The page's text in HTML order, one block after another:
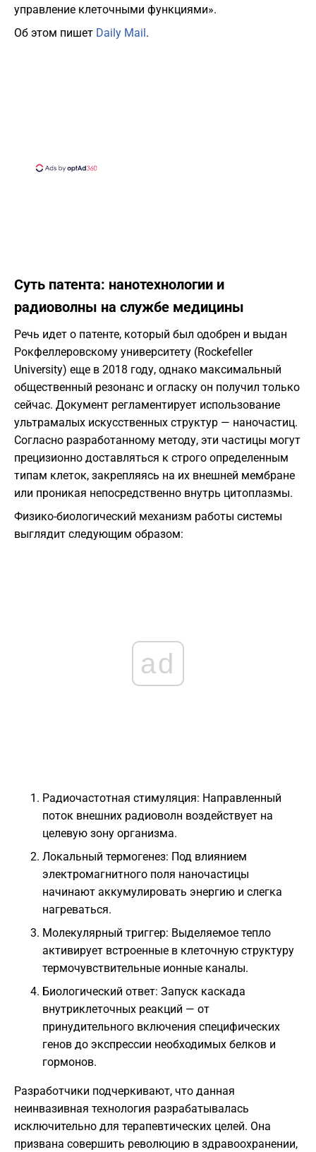
управление клеточными функциями».
Об этом пишет Daily Mail .
Суть патента: нанотехнологии и
радиоволны на службе медицины
Речь идет о патенте, который был одобрен и выдан
Рокфеллеровскому университету (Rockefeller
University) еще в 2018 году, однако максимальный
общественный резонанс и огласку он получил только
сейчас. Документ регламентирует использование
ультрамалых искусственных структур — наночастиц.
Согласно разработанному методу, эти частицы могут
прецизионно доставляться к строго определенным
типам клеток, закрепляясь на их внешней мембране
или проникая непосредственно внутрь цитоплазмы.
Физико-биологический механизм работы системы
выглядит следующим образом:
ad
Радиочастотная стимуляция: Направленный
поток внешних радиоволн воздействует на
целевую зону организма.
Локальный термогенез: Под влиянием
электромагнитного поля наночастицы
начинают аккумулировать энергию и слегка
нагреваться.
Молекулярный триггер: Выделяемое тепло
активирует встроенные в клеточную структуру
термочувствительные ионные каналы.
Биологический ответ: Запуск каскада
внутриклеточных реакций — от
принудительного включения специфических
генов до экспрессии необходимых белков и
гормонов.
Разработчики подчеркивают, что данная
неинвазивная технология разрабатывалась
исключительно для терапевтических целей. Она
призвана совершить революцию в здравоохранении,